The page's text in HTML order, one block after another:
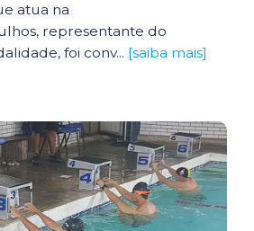
atua na
representante do
foi conv... [saiba mais]